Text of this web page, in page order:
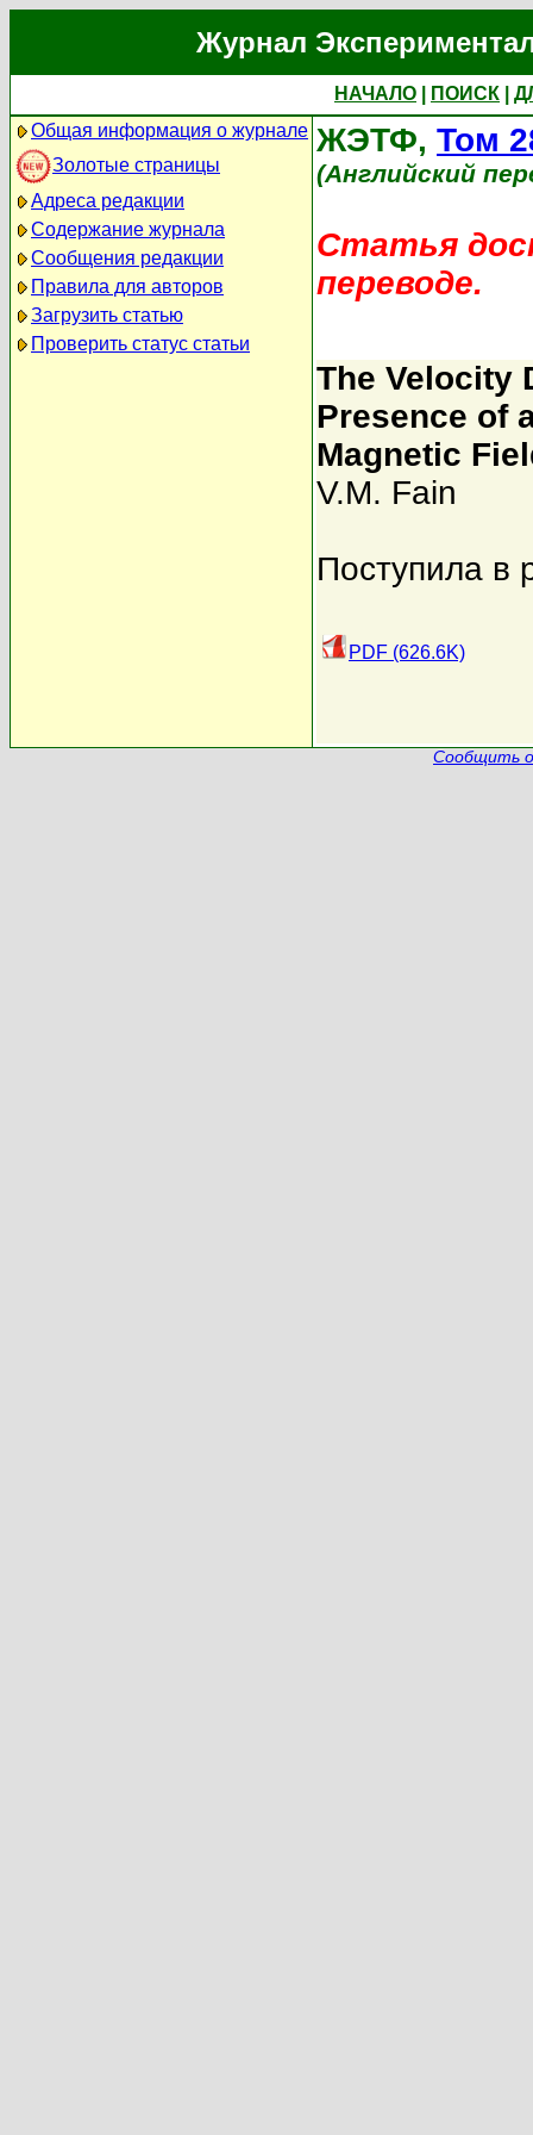
Журнал
НАЧАЛО ПОИСК
Общая информация о журнале
Золотые страницы
Адреса редакции
Содержание журнала
Сообщения редакции
Правила для авторов
Загрузить статью
Проверить статус статьи
ЖЭТФ, Том
(Английский
Статья
переводе.
The Velocity
Presence of
Magnetic
V.M. Fain
Поступила в
PDF (626.6K)
Сообщить о